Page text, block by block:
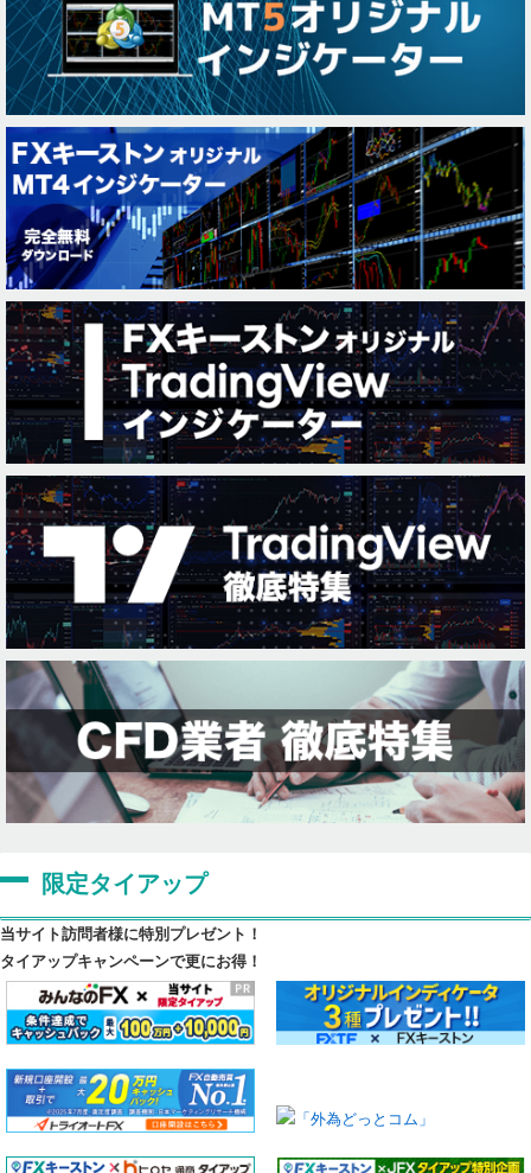
限定タイアップ
当サイト訪問者様に特別プレゼント！
タイアップキャンペーンで更にお得！